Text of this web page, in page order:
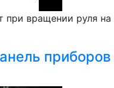
при вращении руля на
приборов